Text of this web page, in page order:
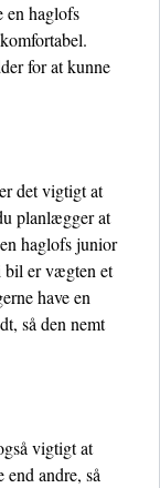
en haglofs
for at kunne
det vigtigt at
planlægger at
haglofs junior
bil er vægten et
have en
så den nemt
vigtigt at
andre, så